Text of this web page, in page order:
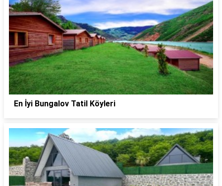
En İyi Bungalov Tatil Köyleri